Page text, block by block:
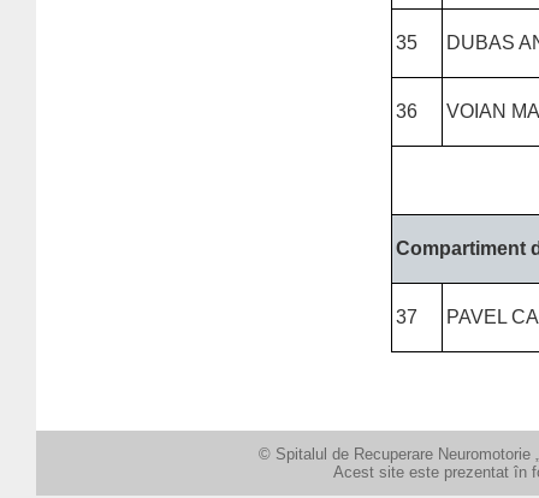
35 DUBAS
36 VOIAN
Compartiment
37 PAVEL
© Spitalul de Recuperare Neuromotorie
Acest site este prezentat în